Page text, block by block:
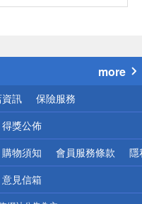
more
訊 保險服務
得獎公佈
購物須知 會員服務條款 隱
意見信箱